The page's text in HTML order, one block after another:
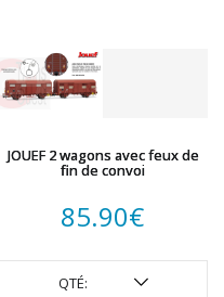
JOUEF 2 wagons avec feux de
fin de convoi
85.90€
QTÉ: